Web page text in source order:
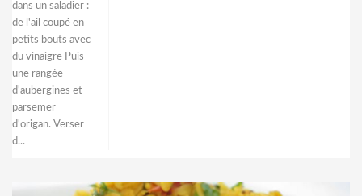
dans un saladier :
de l'ail coupé en
petits bouts avec
du vinaigre Puis
une rangée
d'aubergines et
parsemer
d'origan. Verser
d...